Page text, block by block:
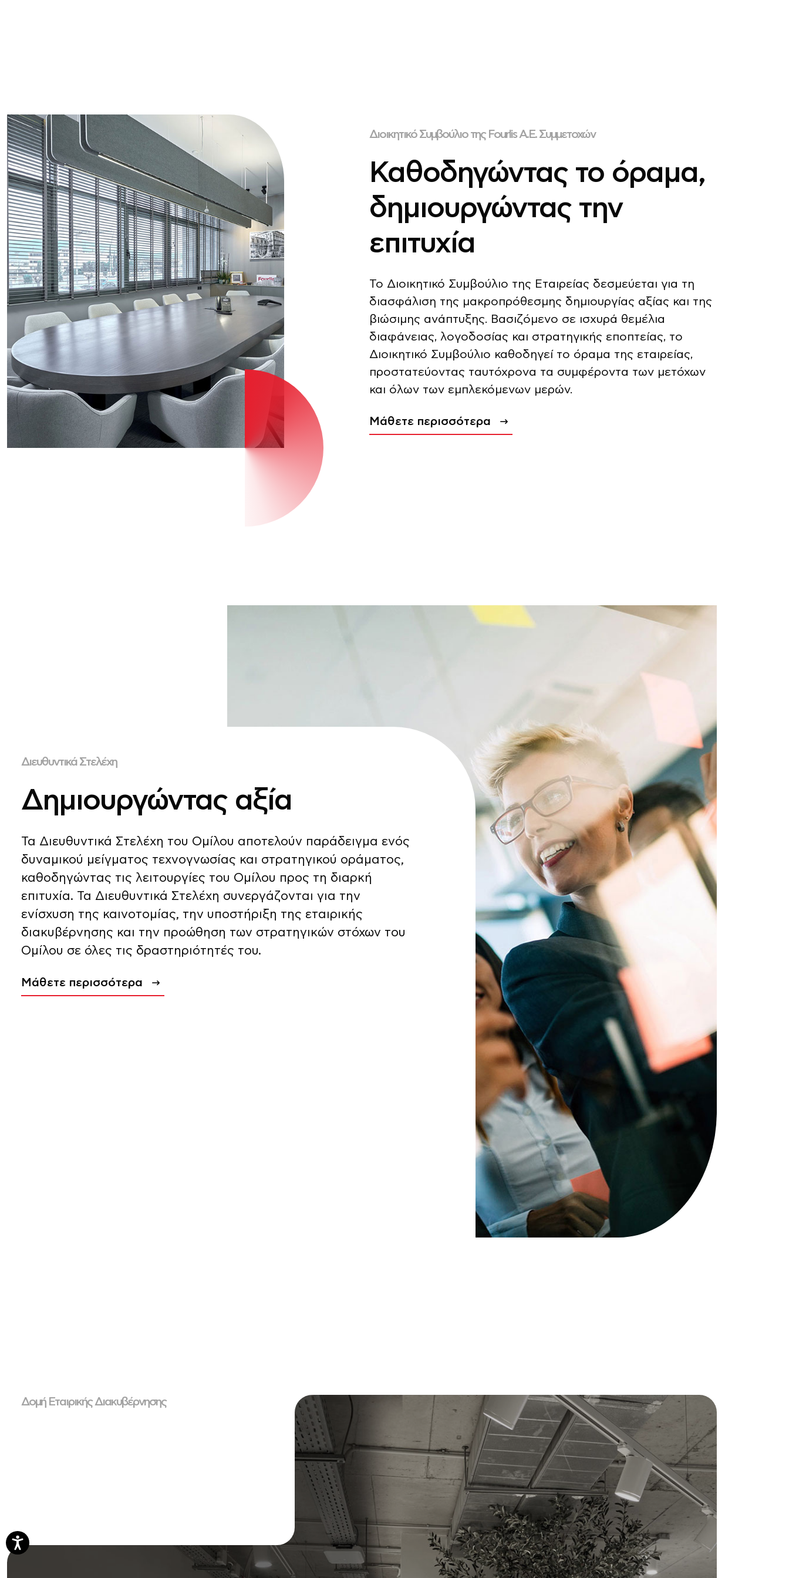
Διοικητικό Συμβούλιο της Fourlis Α.Ε. Συμμετοχών
Καθοδηγώντας το όραμα,
δημιουργώντας την
επιτυχία
Το Διοικητικό Συμβούλιο της Εταιρείας δεσμεύεται για τη
διασφάλιση της μακροπρόθεσμης δημιουργίας αξίας και της
βιώσιμης ανάπτυξης. Βασιζόμενο σε ισχυρά θεμέλια
διαφάνειας, λογοδοσίας και στρατηγικής εποπτείας, το
Διοικητικό Συμβούλιο καθοδηγεί το όραμα της εταιρείας,
προστατεύοντας ταυτόχρονα τα συμφέροντα των μετόχων
και όλων των εμπλεκόμενων μερών.
Μάθετε περισσότερα
Διευθυντικά Στελέχη
Δημιουργώντας αξία
Τα Διευθυντικά Στελέχη του Ομίλου αποτελούν παράδειγμα ενός
δυναμικού μείγματος τεχνογνωσίας και στρατηγικού οράματος,
καθοδηγώντας τις λειτουργίες του Ομίλου προς τη διαρκή
επιτυχία. Τα Διευθυντικά Στελέχη συνεργάζονται για την
ενίσχυση της καινοτομίας, την υποστήριξη της εταιρικής
διακυβέρνησης και την προώθηση των στρατηγικών στόχων του
Oμίλου σε όλες τις δραστηριότητές του.
Μάθετε περισσότερα
Δομή Εταιρικής Διακυβέρνησης